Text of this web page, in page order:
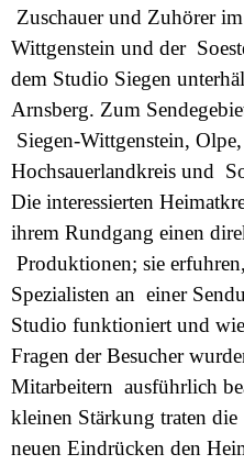
Zuschauer und Zuhörer
Wittgenstein und der
dem Studio Siegen
Arnsberg. Zum
Siegen-Wittgenstein,
Hochsauerlandkreis und
Die interessierten
ihrem Rundgang einen
Produktionen; sie
Spezialisten an einer
Studio funktioniert und
Fragen der Besucher
Mitarbeitern ausführlich
kleinen Stärkung traten
neuen Eindrücken den